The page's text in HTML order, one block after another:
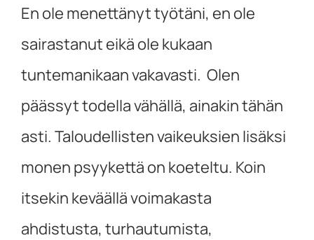
En ole menettänyt työtäni, en ole
sairastanut eikä ole kukaan
tuntemanikaan vakavasti. Olen
päässyt todella vähällä, ainakin tähän
asti. Taloudellisten vaikeuksien lisäksi
monen psyykettä on koeteltu. Koin
itsekin keväällä voimakasta
ahdistusta, turhautumista,